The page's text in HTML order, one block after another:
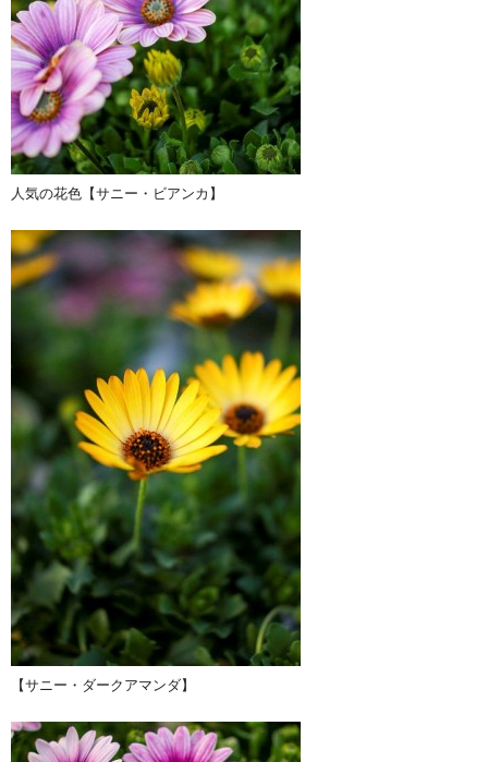
人気の花色【サニー・ビアンカ】
【サニー・ダークアマンダ】